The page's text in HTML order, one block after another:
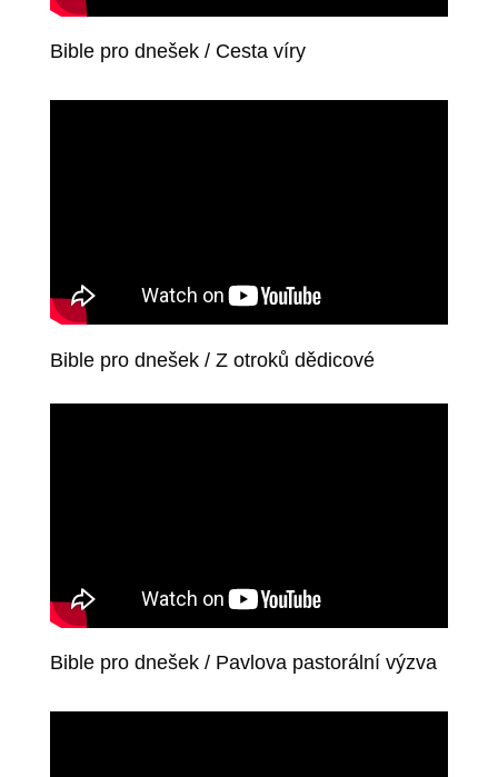
Bible pro dnešek / Cesta víry
Bible pro dnešek / Z otroků dědicové
Bible pro dnešek / Pavlova pastorální výzva